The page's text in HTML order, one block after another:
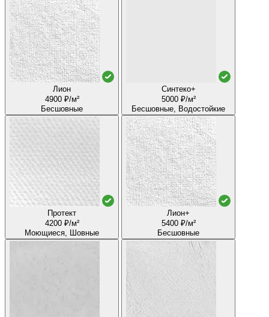
Лион
4900 ₽/м²
Бесшовные
Синтеко+
5000 ₽/м²
Бесшовные, Водостойкие
Протект
4200 ₽/м²
Моющиеся, Шовные
Лион+
5400 ₽/м²
Бесшовные